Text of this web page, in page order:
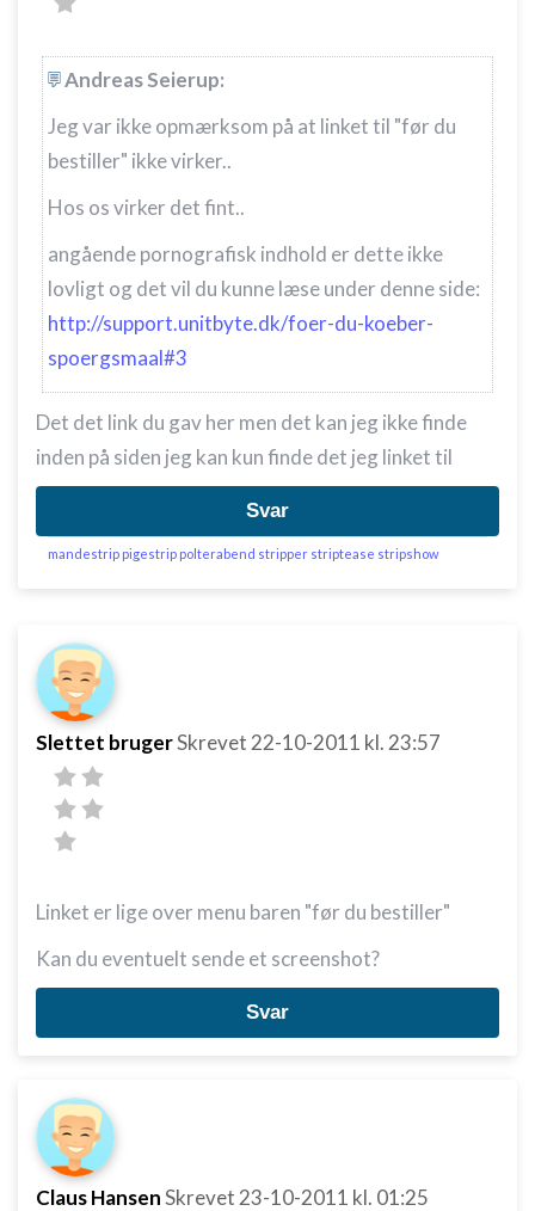
Andreas Seierup:
Jeg var ikke opmærksom på at linket til "før du
bestiller" ikke virker..
Hos os virker det fint..
angående pornografisk indhold er dette ikke
lovligt og det vil du kunne læse under denne side:
http://support.unitbyte.dk/foer-du-koeber-
spoergsmaal#3
Det det link du gav her men det kan jeg ikke finde
inden på siden jeg kan kun finde det jeg linket til
Svar
mandestrip pigestrip polterabend stripper striptease stripshow
Slettet brugerSkrevet 22-10-2011 kl. 23:57
Linket er lige over menu baren "før du bestiller"
Kan du eventuelt sende et screenshot?
Svar
Claus HansenSkrevet 23-10-2011 kl. 01:25